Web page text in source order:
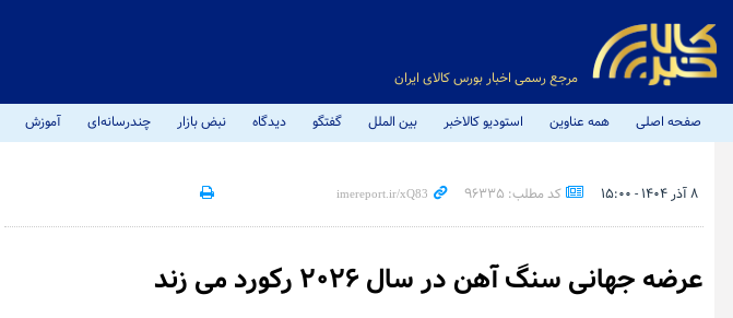
مرجع رسمی اخبار بورس کالای ایران
صفحه اصلی همه عناوین استودیو کالاخبر بین الملل گفتگو دیدگاه نبض بازار چندرسانه‌ای آموزش
۸ آذر ۱۴۰۴ - ۱۵:۰۰ کد مطلب: 96335
عرضه جهانی سنگ آهن در سال ۲۰۲۶ رکورد می زند